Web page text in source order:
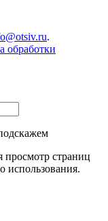
.
обработки
страниц
использования.